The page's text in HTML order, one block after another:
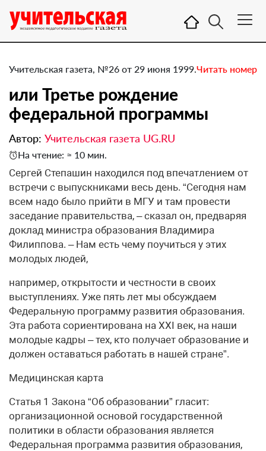
Учительская газета, №26 от 29 июня 1999.Читать номер
или Третье рождение
федеральной программы
Автор: Учительская газета UG.RU
На чтение: ≈ 10 мин.
Сергей Степашин находился под впечатлением от
встречи с выпускниками весь день. “Сегодня нам
всем надо было прийти в МГУ и там провести
заседание правительства, – сказал он, предваряя
доклад министра образования Владимира
Филиппова. – Нам есть чему поучиться у этих
молодых людей,
например, открытости и честности в своих
выступлениях. Уже пять лет мы обсуждаем
Федеральную программу развития образования.
Эта работа сориентирована на XXI век, на наши
молодые кадры – тех, кто получает образование и
должен оставаться работать в нашей стране”.
Медицинская карта
Статья 1 Закона “Об образовании” гласит:
организационной основой государственной
политики в области образования является
Федеральная программа развития образования,